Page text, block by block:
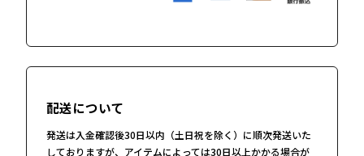
配送について
発送は入金確認後30日以内（土日祝を除く）に順次発送いた
しておりますが、アイテムによっては30日以上かかる場合が